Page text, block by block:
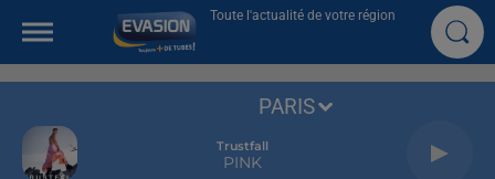
Toute l'actualité de votre région
Trustfall
PINK
PARIS